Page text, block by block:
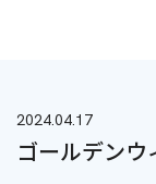
2024.04.17
ゴールデン